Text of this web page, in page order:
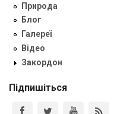
Природа
Блог
Галереї
Відео
Закордон
Підпишіться